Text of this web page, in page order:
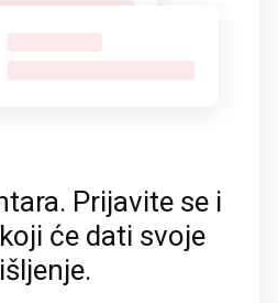
Prijavite se i
će dati svoje